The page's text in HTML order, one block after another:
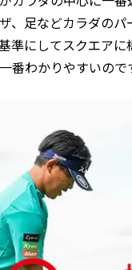
、足などカラダのパ
準にしてスクエアに
番わかりやすいので